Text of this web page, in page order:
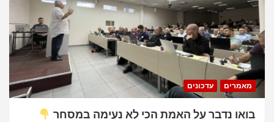
מאמרים עדכונים
בואו נדבר על האמת הכי לא נעימה במסחר